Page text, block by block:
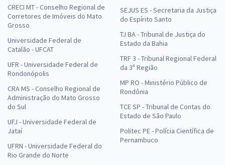
CRECI MT - Conselho Regional de
Corretores de Imóveis do Mato
Grosso
Universidade Federal de
Catalão - UFCAT
UFR - Universidade Federal de
Rondonópolis
CRA MS - Conselho Regional de
Administração do Mato Grosso
do Sul
UFJ - Universidade Federal de
Jataí
UFRN - Universidade Federal do
Rio Grande do Norte
SEJUS ES - Secretaria da Justiça
do Espírito Santo
TJ BA - Tribunal de Justiça do
Estado da Bahia
TRF 3 - Tribunal Regional Federal
da 3ª Região
MP RO - Ministério Público de
Rondônia
TCE SP - Tribunal de Contas do
Estado de São Paulo
Politec PE - Polícia Científica de
Pernambuco